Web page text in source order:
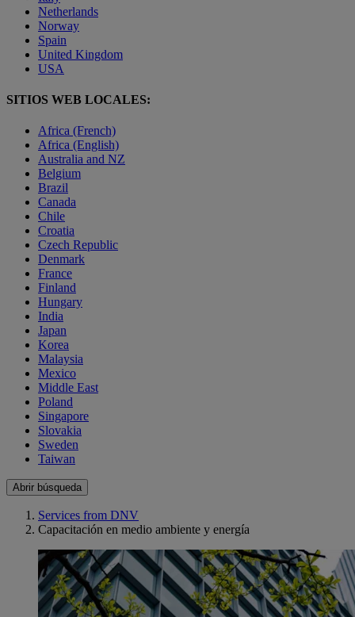
Netherlands
Norway
Spain
United Kingdom
USA
SITIOS WEB LOCALES:
Africa (French)
Africa (English)
Australia and NZ
Belgium
Brazil
Canada
Chile
Croatia
Czech Republic
Denmark
France
Finland
Hungary
India
Japan
Korea
Malaysia
Mexico
Middle East
Poland
Singapore
Slovakia
Sweden
Taiwan
Abrir búsqueda
Services from DNV
Capacitación en medio ambiente y energía